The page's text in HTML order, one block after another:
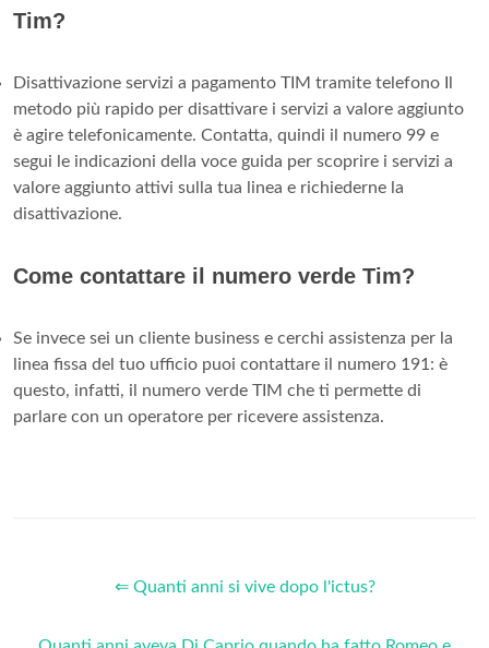
Tim?
Disattivazione servizi a pagamento TIM tramite telefono Il
metodo più rapido per disattivare i servizi a valore aggiunto
è agire telefonicamente. Contatta, quindi il numero 99 e
segui le indicazioni della voce guida per scoprire i servizi a
valore aggiunto attivi sulla tua linea e richiederne la
disattivazione.
Come contattare il numero verde Tim?
Se invece sei un cliente business e cerchi assistenza per la
linea fissa del tuo ufficio puoi contattare il numero 191: è
questo, infatti, il numero verde TIM che ti permette di
parlare con un operatore per ricevere assistenza.
⇐ Quanti anni si vive dopo l'ictus?